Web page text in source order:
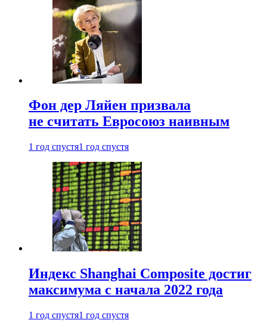
Фон дер Ляйен призвала
не считать Евросоюз наивным
1 год спустя1 год спустя
Индекс Shanghai Composite достиг
максимума с начала 2022 года
1 год спустя1 год спустя